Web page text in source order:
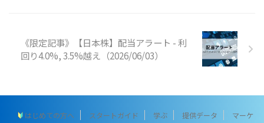
《限定記事》【日本株】配当アラート - 利
回り4.0%, 3.5%越え（2026/06/03）
はじめての方へ スタートガイド 学ぶ 提供データ マーケ